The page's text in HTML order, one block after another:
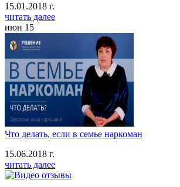
15.01.2018 г.
читать далее
июн 15
Что делать, если в семье наркоман
15.06.2018 г.
читать далее